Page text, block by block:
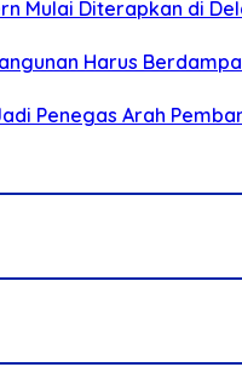
Mulai Diterapkan di
Harus
Penegas Arah